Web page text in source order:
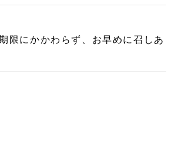
限にかかわらず、お早めに召しあ